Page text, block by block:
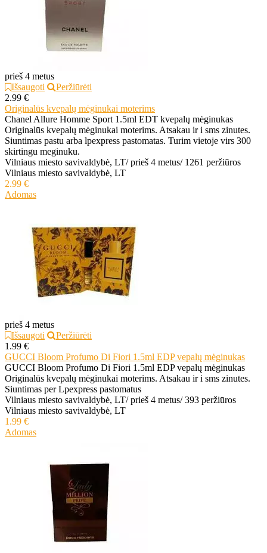
prieš 4 metus
Išsaugoti
Peržiūrėti
2.99 €
Originalūs kvepalų mėginukai moterims
Chanel Allure Homme Sport 1.5ml EDT kvepalų mėginukas
Originalūs kvepalų mėginukai moterims. Atsakau ir i sms zinutes.
Siuntimas pastu arba lpexpress pastomatas. Turim vietoje virs 300
skirtingu meginuku.
Vilniaus miesto savivaldybė, LT/ prieš 4 metus/ 1261 peržiūros
Vilniaus miesto savivaldybė, LT
2.99 €
Adomas
prieš 4 metus
Išsaugoti
Peržiūrėti
1.99 €
GUCCI Bloom Profumo Di Fiori 1.5ml EDP vepalų mėginukas
GUCCI Bloom Profumo Di Fiori 1.5ml EDP vepalų mėginukas
Originalūs kvepalų mėginukai moterims. Atsakau ir i sms zinutes.
Siuntimas per Lpexpress pastomatus
Vilniaus miesto savivaldybė, LT/ prieš 4 metus/ 393 peržiūros
Vilniaus miesto savivaldybė, LT
1.99 €
Adomas